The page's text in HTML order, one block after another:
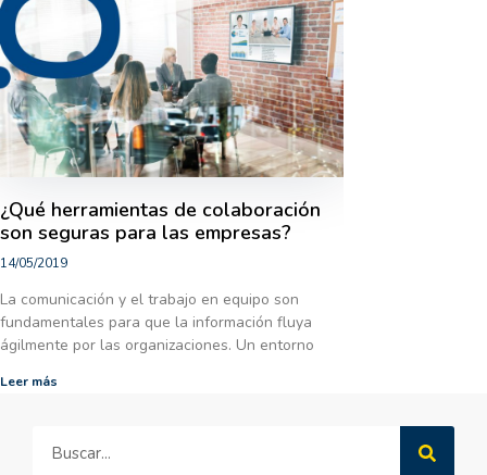
¿Qué herramientas de colaboración
son seguras para las empresas?
14/05/2019
La comunicación y el trabajo en equipo son
fundamentales para que la información fluya
ágilmente por las organizaciones. Un entorno
Leer más